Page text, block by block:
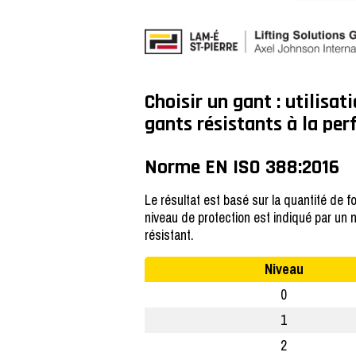
Choisir un gant :
gants résistants à la
Norme EN ISO 388:2016
Le résultat est basé sur la quantité de
niveau de protection est indiqué par un
résistant.
Niveau
0
1
2